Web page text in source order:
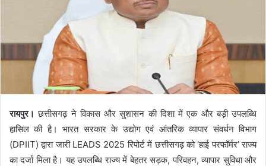
रायपुर। छत्तीसगढ़ ने विकास और सुशासन की दिशा में एक और बड़ी उपलब्धि
हासिल की है। भारत सरकार के उद्योग एवं आंतरिक व्यापार संवर्धन विभाग
(DPIIT) द्वारा जारी LEADS 2025 रिपोर्ट में छत्तीसगढ़ को ‘हाई परफॉर्मर’ राज्य
का दर्जा मिला है। यह उपलब्धि राज्य में बेहतर सड़क, परिवहन, व्यापार सुविधा और